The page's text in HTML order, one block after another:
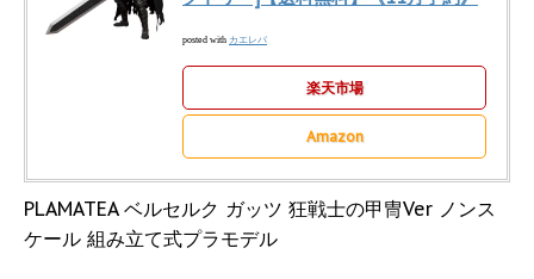
posted with カエレバ
楽天市場
Amazon
PLAMATEA ベルセルク ガッツ 狂戦士の甲冑Ver ノンス
ケール 組み立て式プラモデル